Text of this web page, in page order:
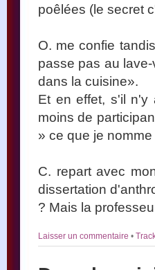
poêlées (le secret
O. me confie
passe pas au
dans la cuisine».
Et en effet, s'il n'y
moins de
» ce que je
C. repart avec
dissertation
? Mais la
Laisser un commentaire •